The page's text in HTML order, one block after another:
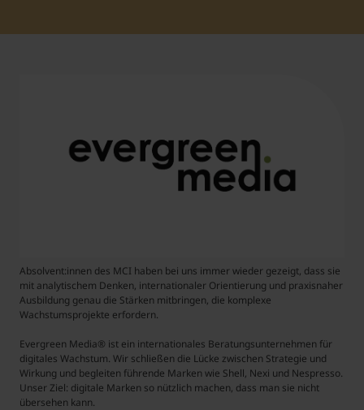
Student Support
Accommodation
Internationalization @ Home
Staff Week 2026
Absolvent:innen des MCI haben bei uns immer wieder gezeigt, dass sie
mit analytischem Denken, internationaler Orientierung und praxisnaher
Ausbildung genau die Stärken mitbringen, die komplexe
Wachstumsprojekte erfordern.
Evergreen Media® ist ein internationales Beratungsunternehmen für
digitales Wachstum. Wir schließen die Lücke zwischen Strategie und
Wirkung und begleiten führende Marken wie Shell, Nexi und Nespresso.
Unser Ziel: digitale Marken so nützlich machen, dass man sie nicht
übersehen kann.